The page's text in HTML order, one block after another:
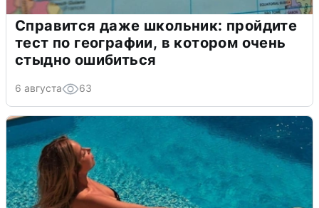
Справится даже школьник: пройдите
тест по географии, в котором очень
стыдно ошибиться
6 августа 63